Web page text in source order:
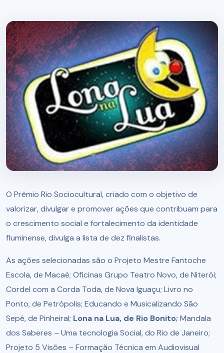
O Prêmio Rio Sociocultural, criado com o objetivo de
valorizar, divulgar e promover ações que contribuam para
o crescimento social e fortalecimento da identidade
fluminense, divulga a lista de dez finalistas.
As ações selecionadas são o Projeto Mestre Fantoche
Escola, de Macaé; Oficinas Grupo Teatro Novo, de Niterói;
Cordel com a Corda Toda, de Nova Iguaçu; Livro no
Ponto, de Petrópolis; Educando e Musicalizando São
Sepé, de Pinheiral; Lona na Lua, de Rio Bonito; Mandala
dos Saberes – Uma tecnologia Social, do Rio de Janeiro;
Projeto 5 Visões – Formação Técnica em Audiovisual